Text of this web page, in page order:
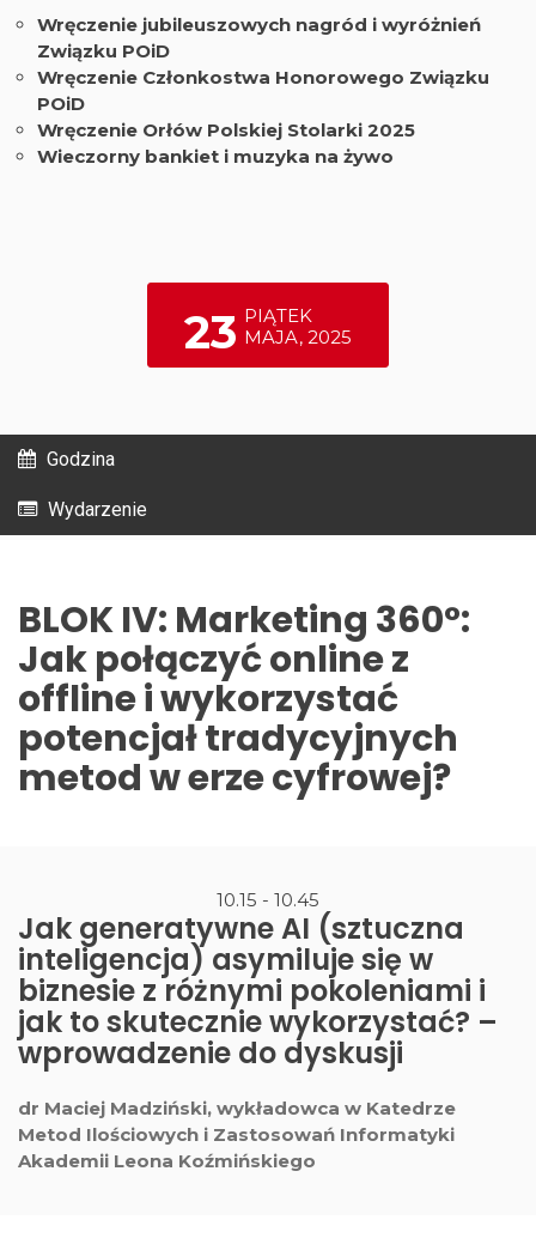
Wręczenie jubileuszowych nagród i wyróżnień
Związku POiD
Wręczenie Członkostwa Honorowego Związku
POiD
Wręczenie Orłów Polskiej Stolarki 2025
Wieczorny bankiet i muzyka na żywo
23 PIĄTEK
MAJA, 2025
Godzina
Wydarzenie
BLOK IV: Marketing 360°:
Jak połączyć online z
offline i wykorzystać
potencjał tradycyjnych
metod w erze cyfrowej?
10.15 - 10.45
Jak generatywne AI (sztuczna
inteligencja) asymiluje się w
biznesie z różnymi pokoleniami i
jak to skutecznie wykorzystać? –
wprowadzenie do dyskusji
dr Maciej Madziński, wykładowca w Katedrze
Metod Ilościowych i Zastosowań Informatyki
Akademii Leona Koźmińskiego